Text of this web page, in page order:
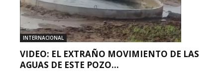
INTERNACIONAL
VIDEO: EL EXTRAÑO MOVIMIENTO DE LAS
AGUAS DE ESTE POZO...